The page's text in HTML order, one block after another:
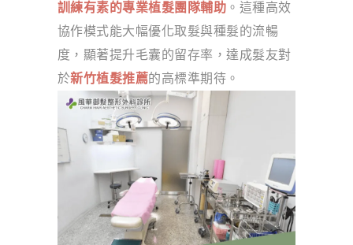
訓練有素的專業植髮團隊輔助 。這種高效
協作模式能大幅優化取髮與種髮的流暢
度，顯著提升毛囊的留存率，達成髮友對
於新竹植髮推薦的高標準期待。